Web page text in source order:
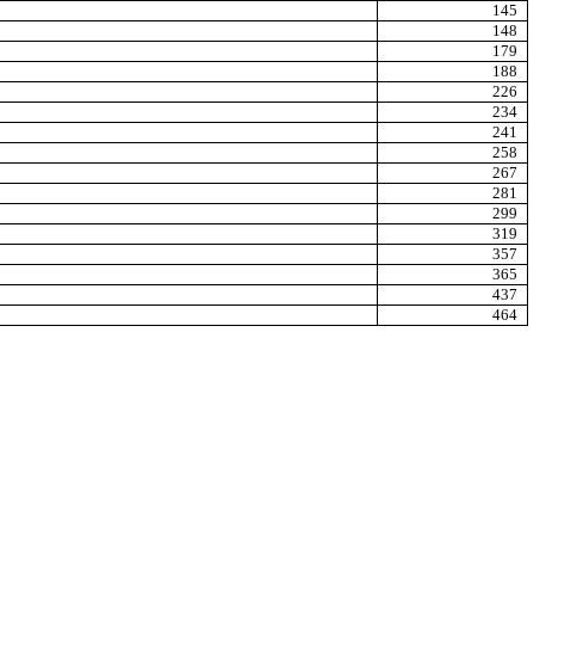
145
148
179
188
226
234
241
258
267
281
299
319
357
365
437
464